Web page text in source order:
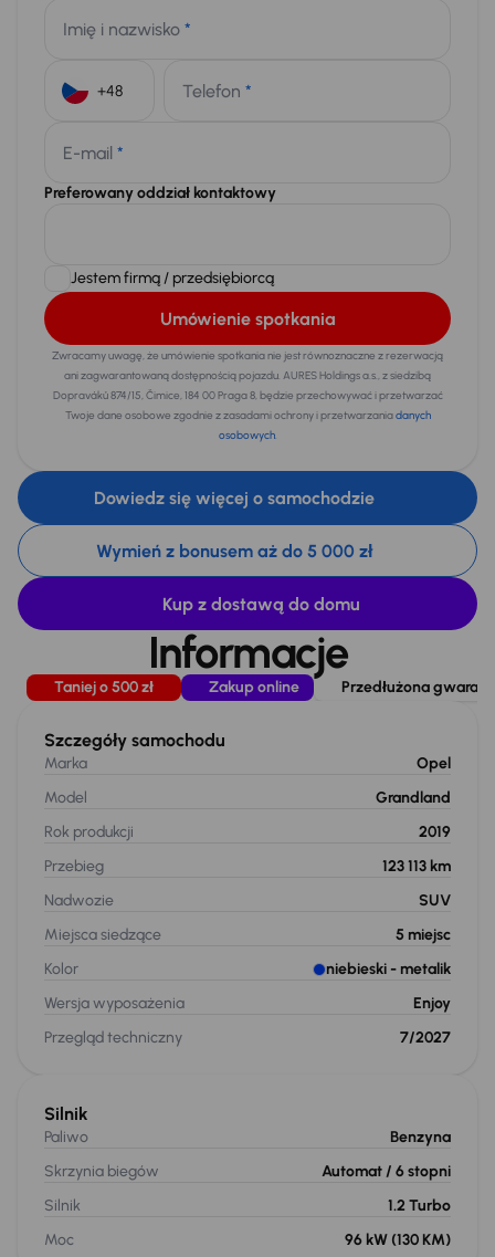
Imię i nazwisko *
Telefon *
E-mail *
Preferowany oddział kontaktowy
Jestem firmą / przedsiębiorcą
Umówienie spotkania
Zwracamy uwagę, że umówienie spotkania nie jest równoznaczne z rezerwacją
ani zagwarantowaną dostępnością pojazdu. AURES Holdings a.s., z siedzibą
Dopraváků 874/15, Čimice, 184 00 Praga 8, będzie przechowywać i przetwarzać
Twoje dane osobowe zgodnie z zasadami ochrony i przetwarzaniadanych
osobowych.
Dowiedz się więcej o samochodzie
Wymień z bonusem aż do 5 000 zł
Kup z dostawą do domu
Informacje
Taniej o 500 zł Zakup online Przedłużona
Szczegóły samochodu
Marka
Opel
Model
Grandland
Rok produkcji
2019
Przebieg
123 113 km
Nadwozie
SUV
Miejsca siedzące
5 miejsc
Kolor
niebieski - metalik
Wersja wyposażenia
Enjoy
Przegląd techniczny
7/2027
Silnik
Paliwo
Benzyna
Skrzynia biegów
Automat / 6 stopni
Silnik
1.2 Turbo
Moc
96 kW (130 KM)